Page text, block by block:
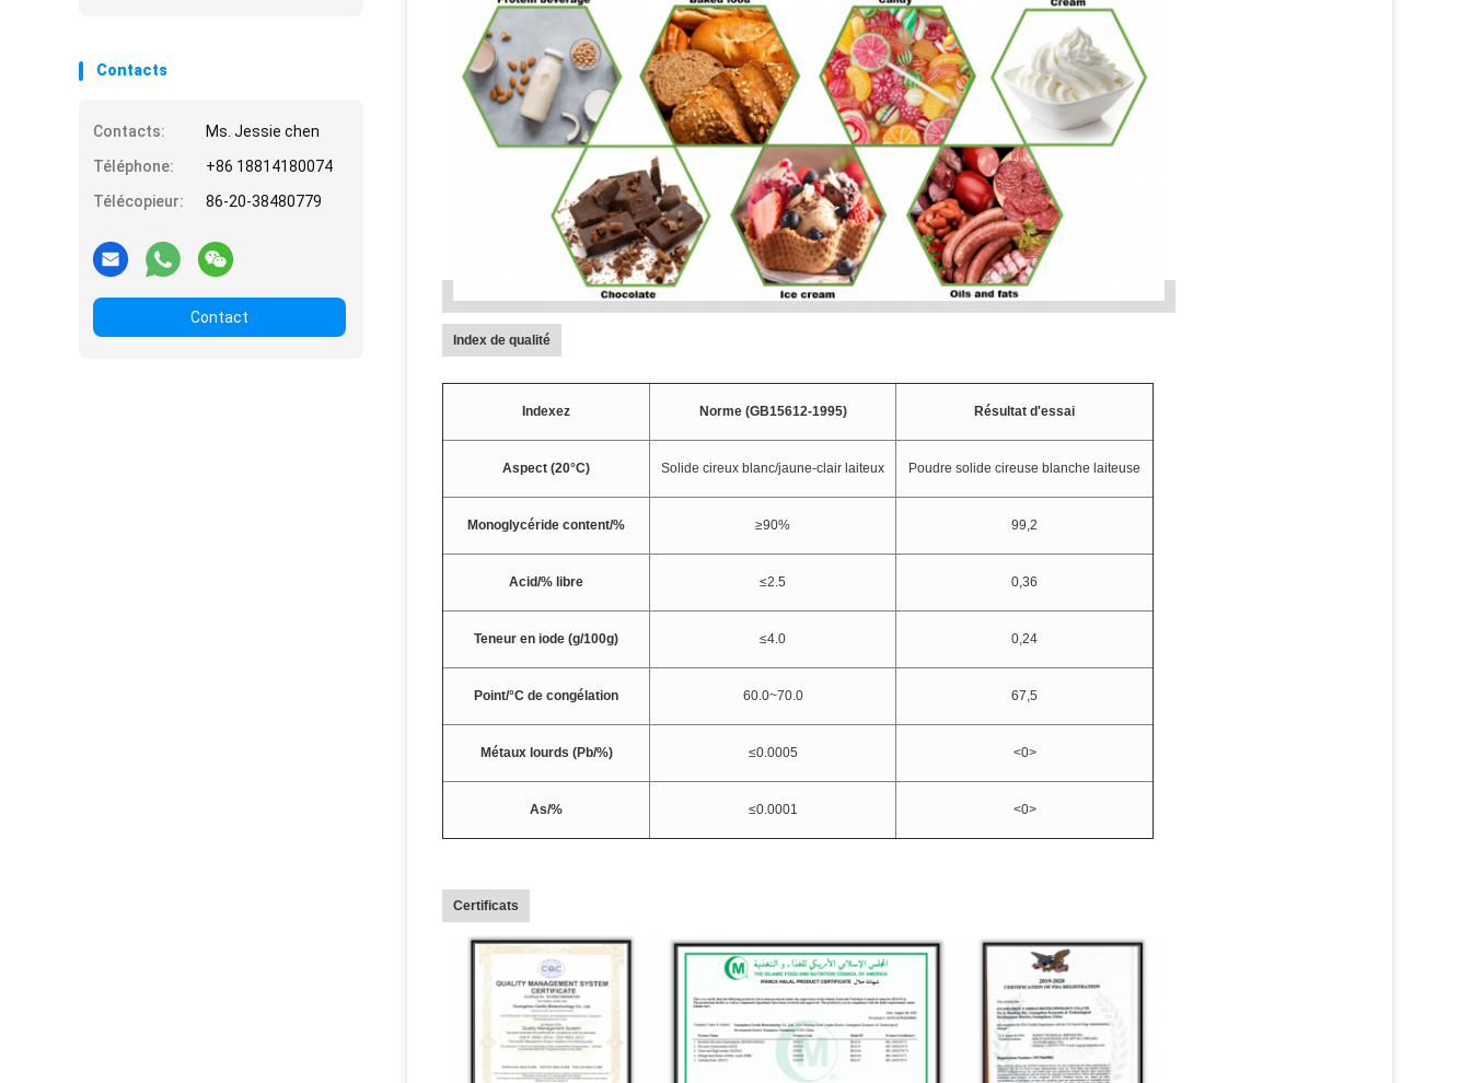
Contacts
Contacts:
Ms. Jessie chen
Téléphone:
+86 18814180074
Télécopieur:
86-20-38480779
Contact
Index de qualité
Indexez Norme (GB15612-1995) Résultat d'essai
Aspect (20°C) Solide cireux blanc/jaune-clair laiteux Poudre solide cireuse blanche laiteuse
Monoglycéride content/% ≥90% 99,2
Acid/% libre ≤2.5 0,36
Teneur en iode (g/100g) ≤4.0 0,24
Point/°C de congélation 60.0~70.0 67,5
Métaux lourds (Pb/%) ≤0.0005 <0>
As/% ≤0.0001 <0>
Certificats